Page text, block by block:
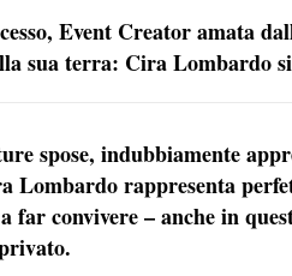
Event Creator amata
sua terra: Cira Lombardo
spose, indubbiamente
Lombardo rappresenta
far convivere – anche in